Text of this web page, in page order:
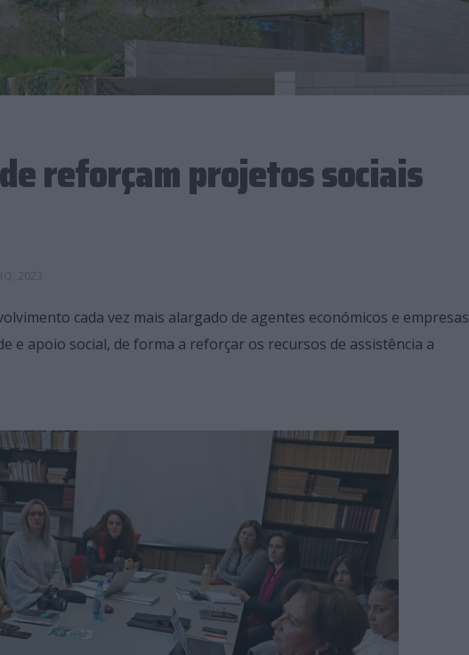
reforçam projetos sociais
cada vez mais alargado de agentes económicos e empresas
e apoio social, de forma a reforçar os recursos de assistência a